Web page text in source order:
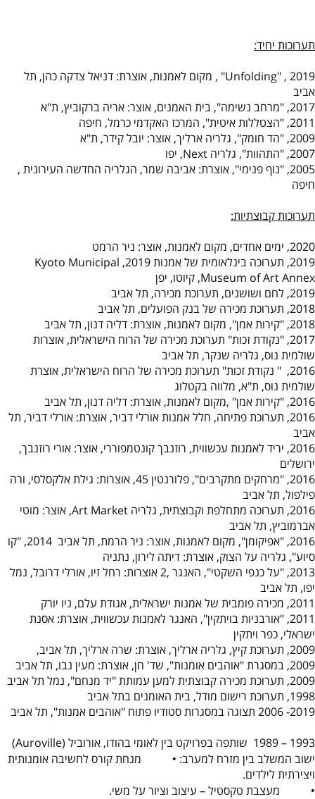
תערוכות יחיד:
2019 , "
Unfolding" , מקום לאמנות, אוצרת: דניאל צדקה כהן, תל
אביב
2017, "מרחב נשימה", בית האמנים, אוצר: אריה ברקוביץ, ת"א
2011, "הצטללות איטית", המרכז האקדמי כרמל, חיפה
2009, "הד חומק", גלריה ארליך, אוצר: יובל קידר, ת"א
2007, "התהוות", גלריה
Next, יפו
2005, "נוף פנימי", אוצרת: אביבה שמר, הגלריה החדשה העירונית ,
חיפה
תערוכות קבוצתיות:
2020, ימים אחדים, מקום לאמנות, אוצר: ניר הרמט
2019, תערוכה בינלאומית של אמנות 2019,
Kyoto Municipal
Museum of Art Annex, קיוטו, יפן
2019, לחם ושושנים, תערוכת מכירה, תל אביב
2018, תערוכת מכירה של בנק הפועלים, תל אביב
2018, "קירות אמן", מקום לאמנות, אוצרת: דליה דנון, תל אביב
2017, "נקודת זכות" תערוכת מכירה של הרוח הישראלית, אוצרות
שולמית נוס, גלריה שנקר, תל אביב
2016, " נקודת זכות" תערוכת מכירה של הרוח הישראלית, אוצרת
שולמית נוס, ת"א, מלווה בקטלוג
2016, "קירות אמן" ,מקום לאמנות, אוצרת: דליה דנון, תל אביב
2016, תערוכת פתיחה, חלל אמנות אורלי דביר, אוצרת: אורלי דביר, תל
אביב
2016, יריד לאמנות עכשווית, רוזנבך קונטמפוררי, אוצר: אורי רוזנבך,
ירושלים
2016, "מרחקים מתקרבים", פלורנטין 45, אוצרות: גילת אלקסלסי, ורה
פילפול, תל אביב
2016, תערוכה מתחלפת וקבוצתית, גלריה
Art Market, אוצר: מוטי
אברמוביץ, תל אביב
2016, "אפיקומן", מקום לאמנות, אוצר: ניר הרמת, תל אביב
2014, "קו
סיוע", גלריה על הצוק, אוצרת: דיתה לירון, נתניה
2013, "על כנפי השקטי", האנגר ,2 אוצרות: רחל זיו, אורלי דרובל, נמל
יפו, תל אביב
2011, מכירה פומבית של אמנות ישראלית, אגודת עלם, ניו יורק
2011, "אורבניות בויתקין", האנגר לאמנות עכשווית, אוצרת: אסנת
ישראלי, כפר ויתקין
2009, תערוכת קיץ, גלריה ארליך, אוצרת: שרה ארליך, תל אביב,
2009, במסגרת "אוהבים אומנות", שד' חן, אוצרת: מעין נבו, תל אביב
2009, תערוכת מכירה קבוצתית למען עמותת "יד מנחם", נמל תל אביב
1998, תערוכת רישום מודל, בית האומנים בתל אביב
2019- 2006 תצוגה במסגרות סטודיו פתוח "אוהבים אמנות", תל אביב
1993 – 1989 שותפה בפרויקט בין לאומי בהודו, אורוביל (
Auroville
)
ישוב המשלב בין מזרח למערב: • מנחת קורס לחשיבה אומנותית
ויצירתית לילדים.
• מעצבת טקסטיל – עיצוב וציור על משי.